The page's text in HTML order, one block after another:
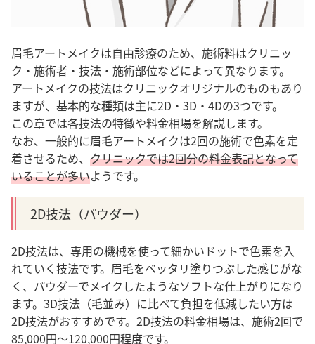
眉毛アートメイクは自由診療のため、施術料はクリニッ
ク・施術者・技法・施術部位などによって異なります。
アートメイクの技法はクリニックオリジナルのものもあり
ますが、基本的な種類は主に2D・3D・4Dの3つです。
この章では各技法の特徴や料金相場を解説します。
なお、一般的に眉毛アートメイクは2回の施術で色素を定
着させるため、 クリニックでは2回分の料金表記となって
いることが多いようです。
2D技法（パウダー）
2D技法は、専用の機械を使って細かいドットで色素を入
れていく技法です。眉毛をベッタリ塗りつぶした感じがな
く、パウダーでメイクしたようなソフトな仕上がりになり
ます。3D技法（毛並み）に比べて負担を低減したい方は
2D技法がおすすめです。 2D技法の料金相場は、施術2回で
85,000円〜120,000円程度です。